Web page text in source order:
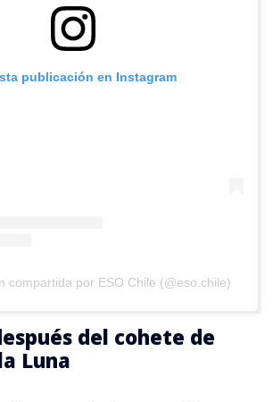
publicación en Instagram
compartida por ESO Chile (@eso.chile)
del cohete de
Luna